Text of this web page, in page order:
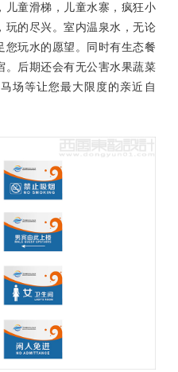
儿童滑梯，儿童水寨，疯狂小
玩的尽兴。室内温泉水，无论
您玩水的愿望。同时有生态餐
。后期还会有无公害水果蔬菜
场等让您最大限度的亲近自